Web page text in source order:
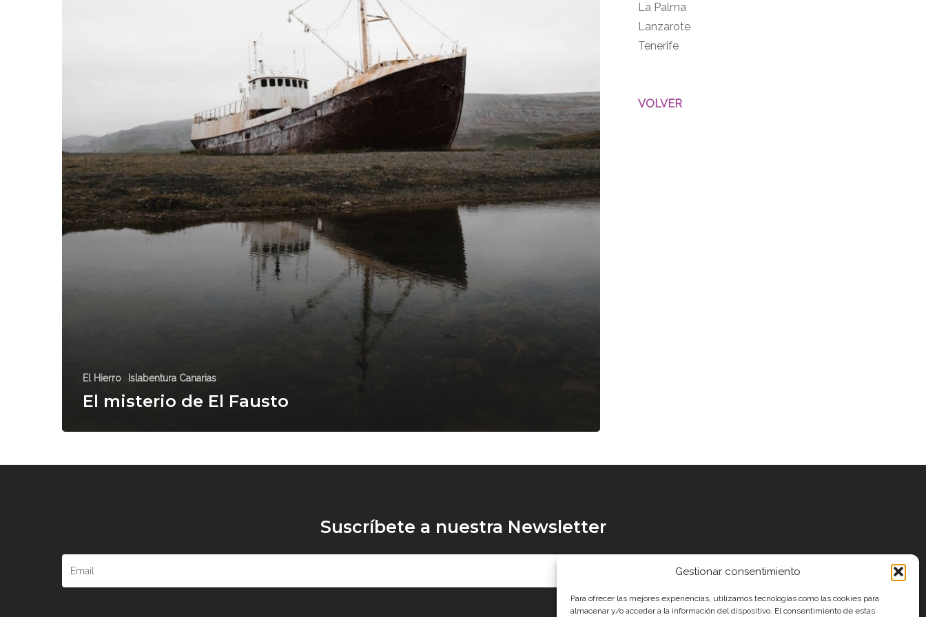
Gestionar consentimiento
Para ofrecer las mejores experiencias, utilizamos tecnologías como las cookies para
almacenar y/o acceder a la información del dispositivo. El consentimiento de estas
El Hierro Islabentura Canarias
El misterio de El Fausto
La Palma
Lanzarote
Tenerife
VOLVER
Suscríbete a nuestra Newsletter